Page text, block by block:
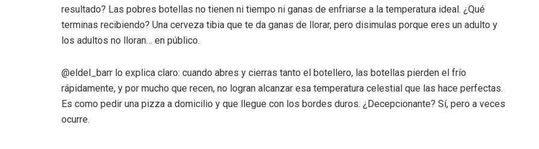
resultado? Las pobres botellas no tienen ni tiempo ni ganas de enfriarse a la temperatura ideal. ¿Qué
terminas recibiendo? Una cerveza tibia que te da ganas de llorar, pero disimulas porque eres un adulto y
los adultos no lloran… en público.
@eldel_barr lo explica claro: cuando abres y cierras tanto el botellero, las botellas pierden el frío
rápidamente, y por mucho que recen, no logran alcanzar esa temperatura celestial que las hace perfectas.
Es como pedir una pizza a domicilio y que llegue con los bordes duros. ¿Decepcionante? Sí, pero a veces
ocurre.